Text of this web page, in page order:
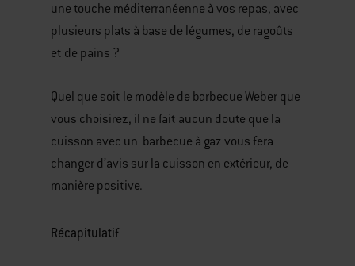
une touche méditerranéenne à vos repas, avec
plusieurs plats à base de légumes, de ragoûts
et de pains ?
Quel que soit le modèle de barbecue Weber que
vous choisirez, il ne fait aucun doute que la
cuisson avec un barbecue à gaz vous fera
changer d’avis sur la cuisson en extérieur, de
manière positive.
Récapitulatif